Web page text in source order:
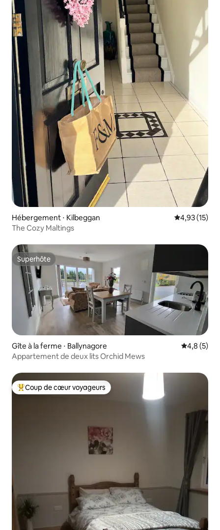
Hébergement ⋅ Kilbeggan Évaluation
4,93 (15)
The Cozy Maltings
Superhôte
Superhôte
Gîte à la ferme ⋅ Ballynagore Évaluation
4,8 (5)
Appartement de deux lits Orchid Mews
Coups de cœur voyageurs les plus appréciés
Coup de cœur voyageurs